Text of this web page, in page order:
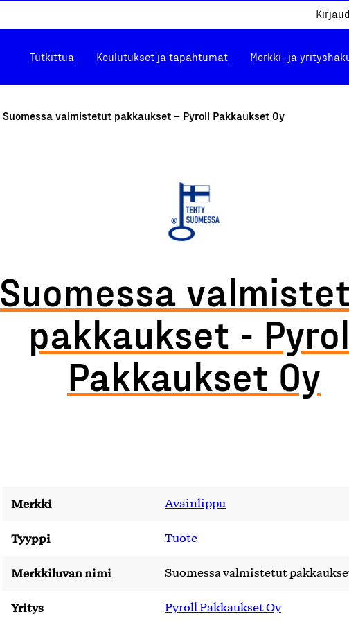
Tutkittua Koulutukset ja tapahtumat Merkki- ja
Suomessa valmistetut pakkaukset – Pyroll Pakkaukset Oy
Suomessa
pakkaukset -
Pakkaukset Oy
Merkki Avainlippu
Tyyppi Tuote
Merkkiluvan nimi Suomessa valmistetut
Yritys Pyroll Pakkaukset Oy